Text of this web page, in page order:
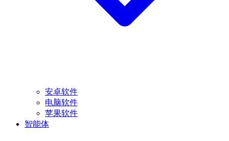
安卓软件
电脑软件
苹果软件
智能体